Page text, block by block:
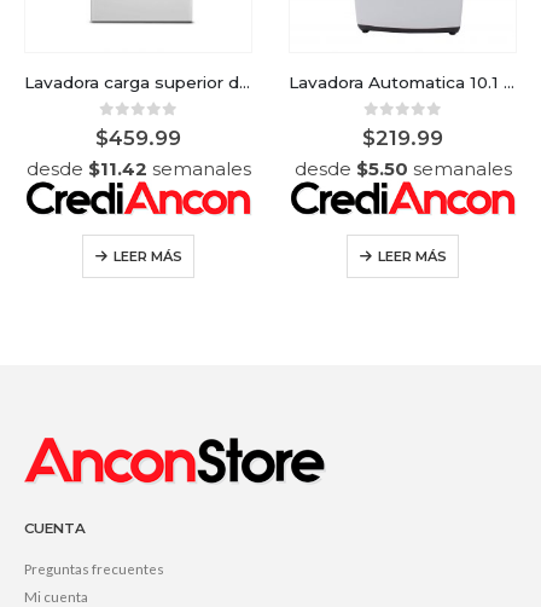
Lavadora carga superior de 17kg Whirlpool
0 out of 5
$459.99
desde $11.42 semanales
LEER MÁS
Lavadora Automatica 10.1 kg Nisato
0 out of 5
$219.99
desde $5.50 semanales
LEER MÁS
CUENTA
Preguntas frecuentes
Mi cuenta